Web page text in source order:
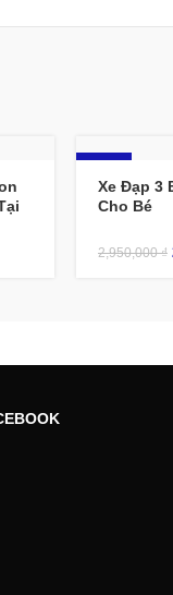
Xe Đạp 3
Cho Bé
2,950,000₫